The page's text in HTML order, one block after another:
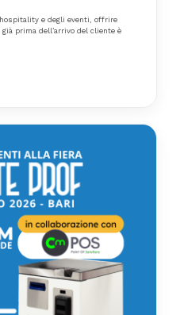
e degli eventi, offrire
prima dell’arrivo del cliente è